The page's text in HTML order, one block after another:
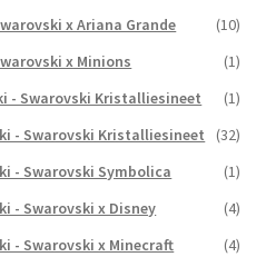
x Ariana Grande
(10)
x Minions
(1)
- Swarovski Kristalliesineet
(1)
- Swarovski Kristalliesineet
(32)
- Swarovski Symbolica
(1)
- Swarovski x Disney
(4)
- Swarovski x Minecraft
(4)